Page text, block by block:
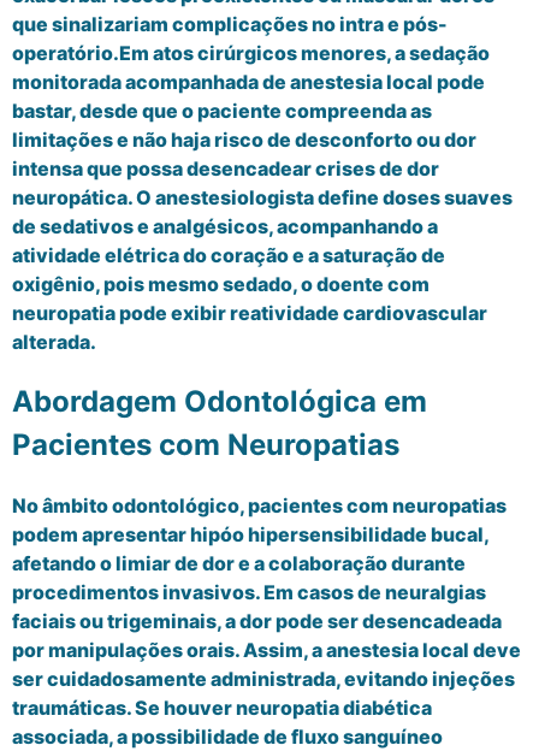
que sinalizariam complicações no intra e pós-
operatório.Em atos cirúrgicos menores, a sedação
monitorada acompanhada de anestesia local pode
bastar, desde que o paciente compreenda as
limitações e não haja risco de desconforto ou dor
intensa que possa desencadear crises de dor
neuropática. O anestesiologista define doses suaves
de sedativos e analgésicos, acompanhando a
atividade elétrica do coração e a saturação de
oxigênio, pois mesmo sedado, o doente com
neuropatia pode exibir reatividade cardiovascular
alterada.
Abordagem Odontológica em
Pacientes com Neuropatias
No âmbito odontológico, pacientes com neuropatias
podem apresentar hipóo hipersensibilidade bucal,
afetando o limiar de dor e a colaboração durante
procedimentos invasivos. Em casos de neuralgias
faciais ou trigeminais, a dor pode ser desencadeada
por manipulações orais. Assim, a anestesia local deve
ser cuidadosamente administrada, evitando injeções
traumáticas. Se houver neuropatia diabética
associada, a possibilidade de fluxo sanguíneo